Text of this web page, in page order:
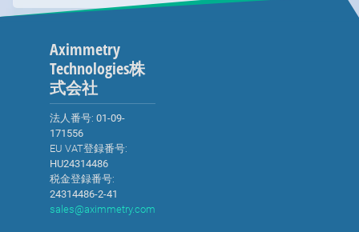
Aximmetry
Technologies株
式会社
法人番号: 01-09-
171556
EU VAT登録番号:
HU24314486
税金登録番号:
24314486-2-41
sales@aximmetry.com